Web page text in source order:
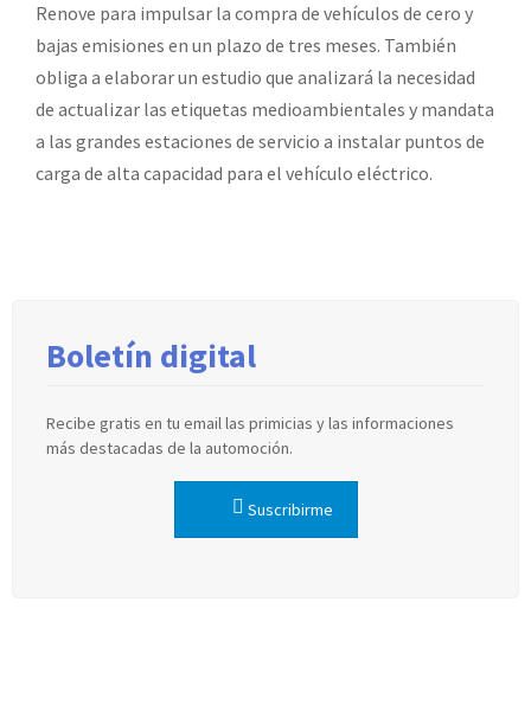
Renove para impulsar la compra de vehículos de cero y
bajas emisiones en un plazo de tres meses. También
obliga a elaborar un estudio que analizará la necesidad
de actualizar las etiquetas medioambientales y mandata
a las grandes estaciones de servicio a instalar puntos de
carga de alta capacidad para el vehículo eléctrico.
Boletín digital
Recibe gratis en tu email las primicias y las informaciones
más destacadas de la automoción.
Suscribirme